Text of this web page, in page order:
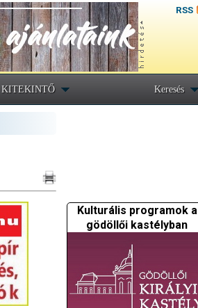
RSS
KITEKINTŐ Keresés
Kulturális programok a
gödöllői kastélyban